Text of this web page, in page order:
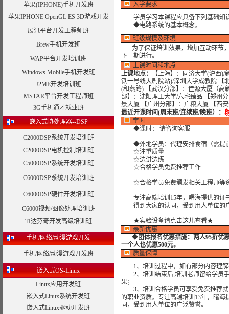
苹果(IPHONE)手机开发班
苹果IPHONE OpenGL ES 3D游戏开发
展讯平台开发工程师班
Brew手机开发班
WAP平台开发培训班
Windows Mobile手机开发班
J2ME开发培训班
MSTAR平台开发工程师班
3G手机通才就业班
嵌入式协处理器--DSP
C2000DSP系统开发培训班
C2000DSP电机控制培训班
C5000DSP系统开发培训班
C6000DSP系统开发培训班
C6000DSP硬件开发培训班
C6000视频/图像处理培训班
TI达芬奇开发高级培训班
手机/网络/动漫游戏开发
手机/网络/动漫游戏开发班
嵌入式OS-Linux
Linux应用开发班
嵌入式Linux系统开发班
嵌入式Linux驱动开发班
入学要求
学员学习本课程应具备下列基础知
◆电路系统的基本概念。
班级规模及环境
为了保证培训效果，增加互动环节，
下一期进行。
上课时间和地点
上课地点：
【上海】：同济大学(沪西
铁一号线大剧院站)/深圳大学成教院 【
(和燕路) 【武汉分部】：佳源大厦（高
部】：沈阳理工大学/六宅臻品 【郑州
景大厦 【广州分部】：广粮大厦 【西
最近开课时间(周末班/连续班/晚班）
：
学时
◆课时： 请咨询客服
◆外地学员：代理安排食宿（需提
☆注重质量
☆边讲边练
☆合格学员免费推荐工作
☆合格学员免费颁发相关工程师等
专注高端培训15年，曙海提供的证
得到大家的认同，受到用人单位的
★实验设备请点击这儿查看★
最新优惠
◆团体报名优惠措施： 两人95折优
一个人也优惠500元。
质量保障
1、培训过程中，如有部分内容理解
2、培训结束后,培训老师留给学员手
果；
3、培训合格学员可享受免费推荐就
的职业资质。专注高端培训13年，曙
同，受到用人单位的广泛赞誉。